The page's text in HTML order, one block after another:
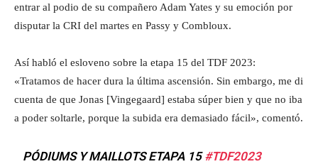
entrar al podio de su compañero Adam Yates y su emoción por
disputar la CRI del martes en Passy y Combloux.
Así habló el esloveno sobre la etapa 15 del TDF 2023:
«Tratamos de hacer dura la última ascensión. Sin embargo, me di
cuenta de que Jonas [Vingegaard] estaba súper bien y que no iba
a poder soltarle, porque la subida era demasiado fácil», comentó.
PÓDIUMS Y MAILLOTS ETAPA 15#TDF2023